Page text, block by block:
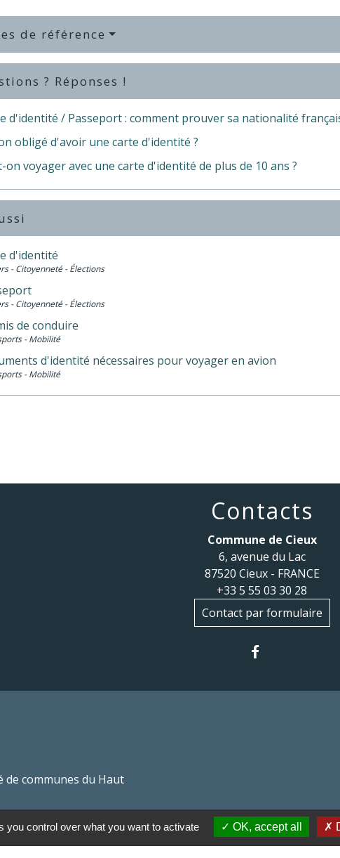
de référence
? Réponses !
d'identité / Passeport : comment prouver sa nationalité
obligé d'avoir une carte d'identité ?
on voyager avec une carte d'identité de plus de 10 ans ?
d'identité
- Citoyenneté - Élections
- Citoyenneté - Élections
de conduire
- Mobilité
d'identité nécessaires pour voyager en avion
- Mobilité
Contacts
Commune de Cieux
6, avenue du Lac
87520 Cieux - FRANCE
+33 5 55 03 30 28
Contact par formulaire
de communes du Haut
Haut Limousin
you control over what you want to activate OK, accept all